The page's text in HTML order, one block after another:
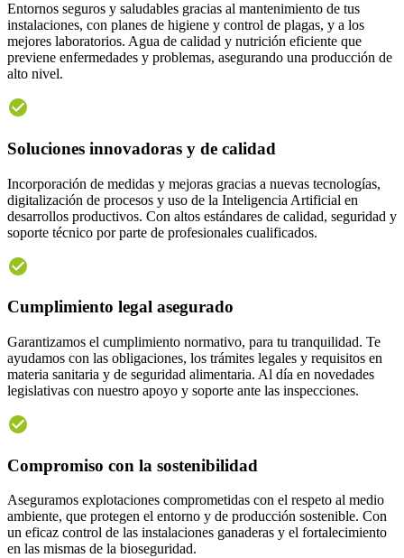
Entornos seguros y saludables gracias al mantenimiento de tus
instalaciones, con planes de higiene y control de plagas, y a los
mejores laboratorios. Agua de calidad y nutrición eficiente que
previene enfermedades y problemas, asegurando una producción de
alto nivel.
Soluciones innovadoras y de calidad
Incorporación de medidas y mejoras gracias a nuevas tecnologías,
digitalización de procesos y uso de la Inteligencia Artificial en
desarrollos productivos. Con altos estándares de calidad, seguridad y
soporte técnico por parte de profesionales cualificados.
Cumplimiento legal asegurado
Garantizamos el cumplimiento normativo, para tu tranquilidad. Te
ayudamos con las obligaciones, los trámites legales y requisitos en
materia sanitaria y de seguridad alimentaria. Al día en novedades
legislativas con nuestro apoyo y soporte ante las inspecciones.
Compromiso con la sostenibilidad
Aseguramos explotaciones comprometidas con el respeto al medio
ambiente, que protegen el entorno y de producción sostenible. Con
un eficaz control de las instalaciones ganaderas y el fortalecimiento
en las mismas de la bioseguridad.